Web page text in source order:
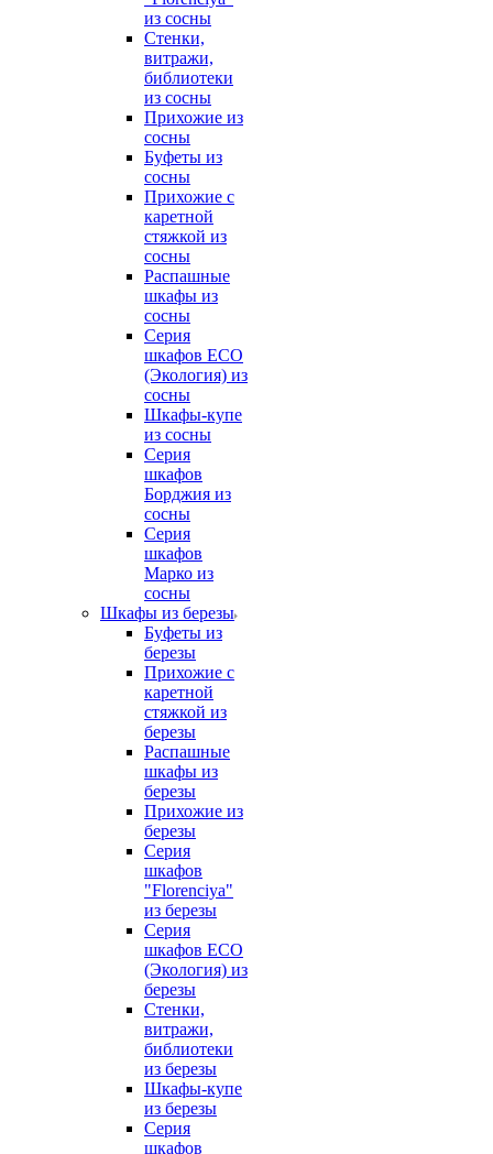
из сосны
Стенки,
витражи,
библиотеки
из сосны
Прихожие из
сосны
Буфеты из
сосны
Прихожие с
каретной
стяжкой из
сосны
Распашные
шкафы из
сосны
Серия
шкафов ECO
(Экология) из
сосны
Шкафы-купе
из сосны
Серия
шкафов
Борджия из
сосны
Серия
шкафов
Марко из
сосны
Шкафы из березы
Буфеты из
березы
Прихожие с
каретной
стяжкой из
березы
Распашные
шкафы из
березы
Прихожие из
березы
Серия
шкафов
"Florenciya"
из березы
Серия
шкафов ECO
(Экология) из
березы
Стенки,
витражи,
библиотеки
из березы
Шкафы-купе
из березы
Серия
шкафов